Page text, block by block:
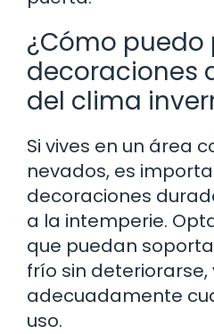
¿Cómo
decoraciones
del clima
Si vives en un área
nevados, es
decoraciones
a la intemperie.
que puedan
frío sin
adecuadamente
uso.